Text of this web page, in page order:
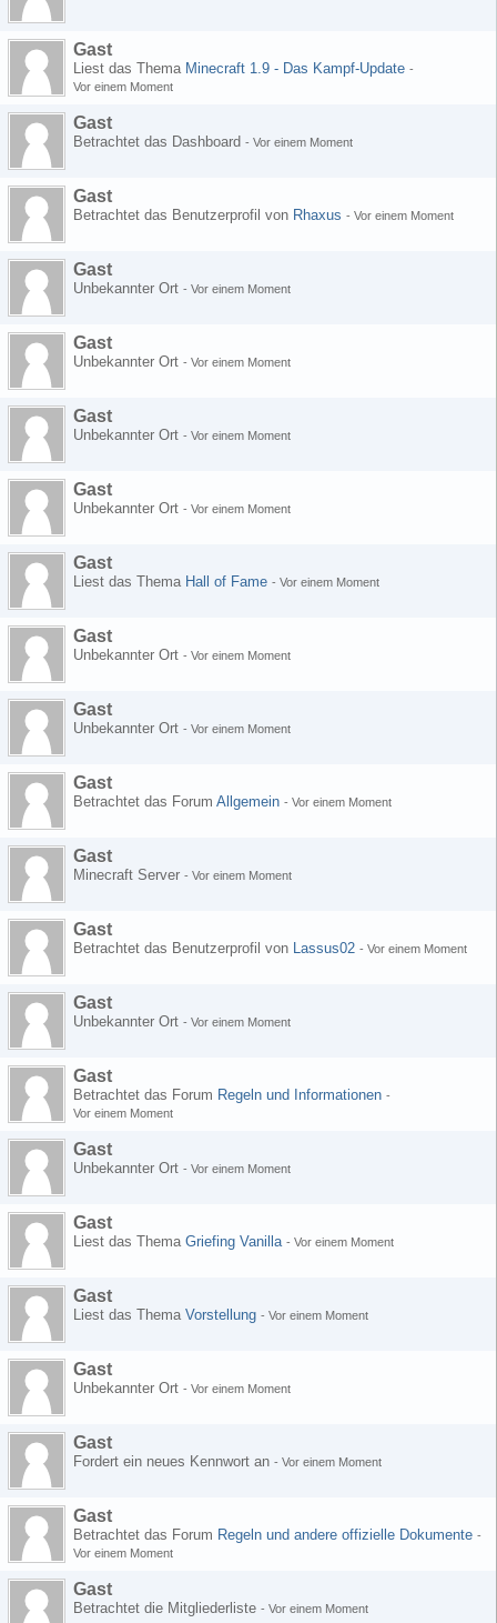
Gast
Liest das Thema Minecraft 1.9 - Das Kampf-Update -
Vor einem Moment
Gast
Betrachtet das Dashboard - Vor einem Moment
Gast
Betrachtet das Benutzerprofil von Rhaxus - Vor einem Moment
Gast
Unbekannter Ort - Vor einem Moment
Gast
Unbekannter Ort - Vor einem Moment
Gast
Unbekannter Ort - Vor einem Moment
Gast
Unbekannter Ort - Vor einem Moment
Gast
Liest das Thema Hall of Fame - Vor einem Moment
Gast
Unbekannter Ort - Vor einem Moment
Gast
Unbekannter Ort - Vor einem Moment
Gast
Betrachtet das Forum Allgemein - Vor einem Moment
Gast
Minecraft Server - Vor einem Moment
Gast
Betrachtet das Benutzerprofil von Lassus02 - Vor einem Moment
Gast
Unbekannter Ort - Vor einem Moment
Gast
Betrachtet das Forum Regeln und Informationen -
Vor einem Moment
Gast
Unbekannter Ort - Vor einem Moment
Gast
Liest das Thema Griefing Vanilla - Vor einem Moment
Gast
Liest das Thema Vorstellung - Vor einem Moment
Gast
Unbekannter Ort - Vor einem Moment
Gast
Fordert ein neues Kennwort an - Vor einem Moment
Gast
Betrachtet das Forum Regeln und andere offizielle Dokumente -
Vor einem Moment
Gast
Betrachtet die Mitgliederliste - Vor einem Moment